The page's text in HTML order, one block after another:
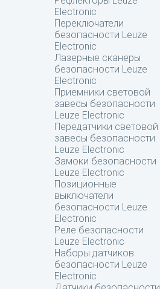
Electronic
Переключатели
безопасности Leuze
Electronic
Лазерные сканеры
безопасности Leuze
Electronic
Приемники световой
завесы безопасности
Leuze Electronic
Передатчики световой
завесы безопасности
Leuze Electronic
Замоки безопасности
Leuze Electronic
Позиционные
выключатели
безопасности Leuze
Electronic
Реле безопасности
Leuze Electronic
Наборы датчиков
безопасности Leuze
Electronic